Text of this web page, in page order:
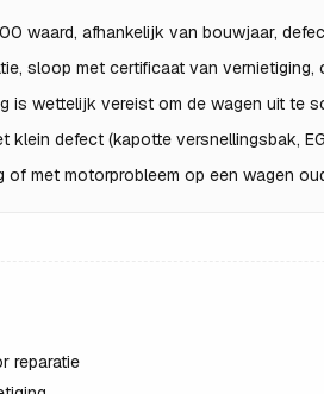
waard, afhankelijk van bouwjaar,
sloop met certificaat van vernietiging,
is wettelijk vereist om de wagen uit te
defect (kapotte versnellingsbak,
met motorprobleem op een wagen
reparatie